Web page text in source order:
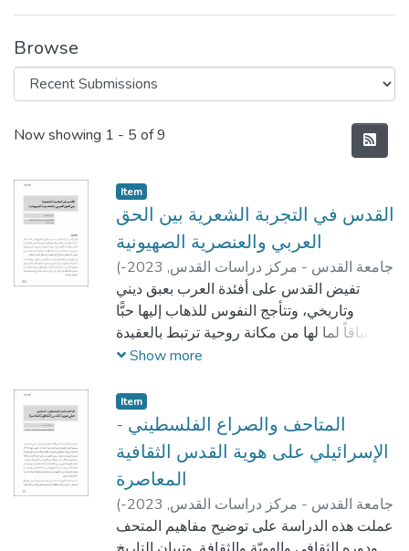
Browse
Recent Submissions
Now showing 1 - 5 of 9
Item
القدس في التجربة الشعرية بين الحق
العربي والعنصرية الصهيونية
( جامعة القدس - مركز دراسات القدس,
2023-
01)هدى درويش
تفيض القدس على أفئدة العرب بعبق ديني
وتاريخي، وتتأجج النفوس للذهاب إليها حبًّا
واشتياقاً لما لها من مكانة روحية ترتبط بالعقيدة
والدين، الأمر الذي جعلها تكتسب أنواعاً من
وروائية، وأخرى جهادية تسمى بشعر المقاومة،
والذي لعب دوراً مهمًّا واساسيًّا في تعبئة
النفوس وبعض روح التحدي ضد المحتلين،
إضافة إلى تحفيز الهمم من أجل تحقيق النصر
والاستقلال. وقد حظي الشعر بمكانة وقوة
تعبيرية شديدة الأثر في استنهاض روح المقاومة
لدى المحاربين الفلسطينيين من أجل الدفاع عن
Show more
Item
المتاحف والصراع الفلسطيني -
الإسرائيلي على هوية القدس الثقافية
المعاصرة
( جامعة القدس - مركز دراسات القدس,
2023-
01)نسب أديب حسين
عملت هذه الدراسة على توضيح مفاهيم المتحف